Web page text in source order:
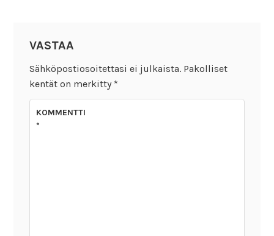
VASTAA
Sähköpostiosoitettasi ei julkaista. Pakolliset
kentät on merkitty *
KOMMENTTI
*